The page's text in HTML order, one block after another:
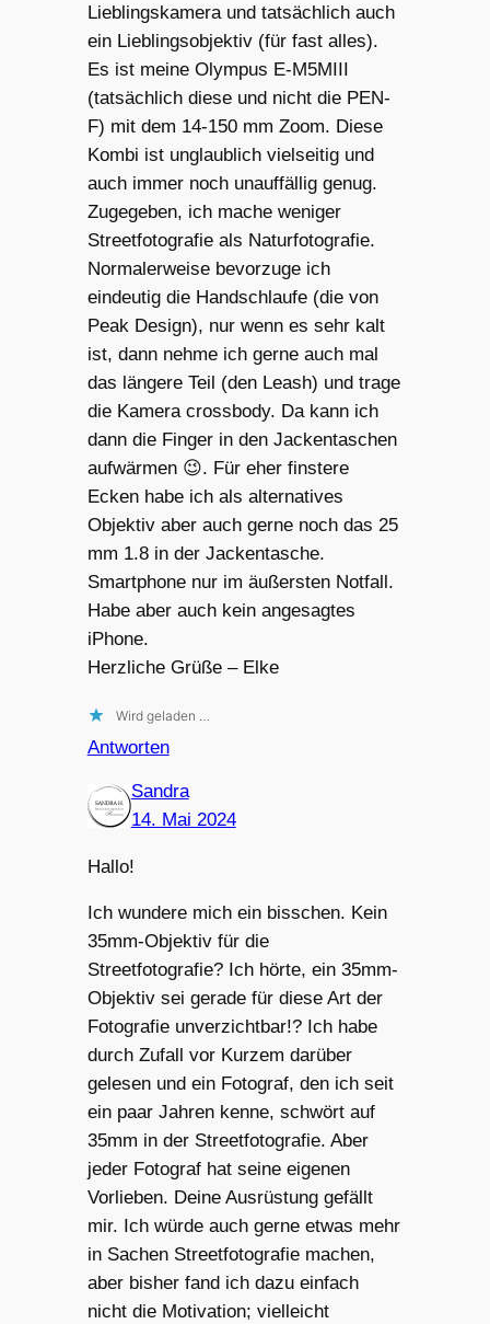
Lieblingskamera und tatsächlich auch
ein Lieblingsobjektiv (für fast alles).
Es ist meine Olympus E-M5MIII
(tatsächlich diese und nicht die PEN-
F) mit dem 14-150 mm Zoom. Diese
Kombi ist unglaublich vielseitig und
auch immer noch unauffällig genug.
Zugegeben, ich mache weniger
Streetfotografie als Naturfotografie.
Normalerweise bevorzuge ich
eindeutig die Handschlaufe (die von
Peak Design), nur wenn es sehr kalt
ist, dann nehme ich gerne auch mal
das längere Teil (den Leash) und trage
die Kamera crossbody. Da kann ich
dann die Finger in den Jackentaschen
aufwärmen 😉. Für eher finstere
Ecken habe ich als alternatives
Objektiv aber auch gerne noch das 25
mm 1.8 in der Jackentasche.
Smartphone nur im äußersten Notfall.
Habe aber auch kein angesagtes
iPhone.
Herzliche Grüße – Elke
Wird geladen …
Antworten
Sandra
14. Mai 2024
Hallo!
Ich wundere mich ein bisschen. Kein
35mm-Objektiv für die
Streetfotografie? Ich hörte, ein 35mm-
Objektiv sei gerade für diese Art der
Fotografie unverzichtbar!? Ich habe
durch Zufall vor Kurzem darüber
gelesen und ein Fotograf, den ich seit
ein paar Jahren kenne, schwört auf
35mm in der Streetfotografie. Aber
jeder Fotograf hat seine eigenen
Vorlieben. Deine Ausrüstung gefällt
mir. Ich würde auch gerne etwas mehr
in Sachen Streetfotografie machen,
aber bisher fand ich dazu einfach
nicht die Motivation; vielleicht